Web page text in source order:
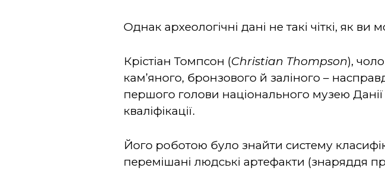
Однак археологічні дані не такі чіткі, як ви
Крістіан Томпсон (Christian Thompson),
кам’яного, бронзового й заліного –
першого голови національного музею
кваліфікації.
Його роботою було знайти систему
перемішані людські артефакти (знаряддя